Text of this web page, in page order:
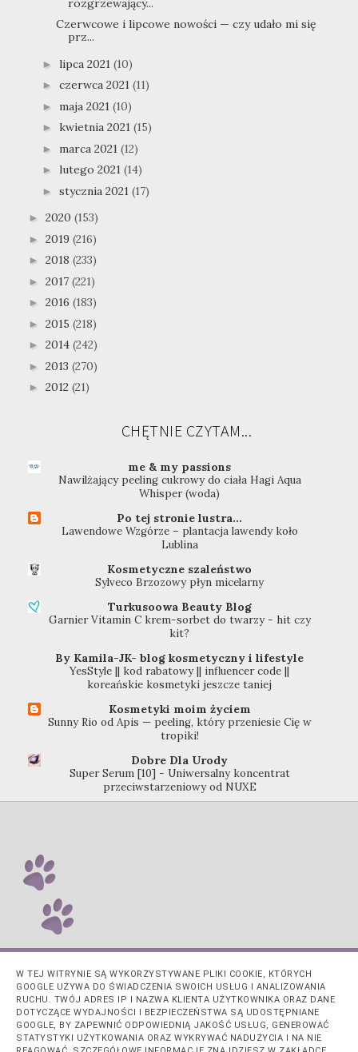
rozgrzewający...
Czerwcowe i lipcowe nowości — czy udało mi się
prz...
► lipca 2021 (10)
► czerwca 2021 (11)
► maja 2021 (10)
► kwietnia 2021 (15)
► marca 2021 (12)
► lutego 2021 (14)
► stycznia 2021 (17)
► 2020 (153)
► 2019 (216)
► 2018 (233)
► 2017 (221)
► 2016 (183)
► 2015 (218)
► 2014 (242)
► 2013 (270)
► 2012 (21)
CHĘTNIE CZYTAM...
me & my passions
Nawilżający peeling cukrowy do ciała Hagi Aqua
Whisper (woda)
Po tej stronie lustra...
Lawendowe Wzgórze – plantacja lawendy koło
Lublina
Kosmetyczne szaleństwo
Sylveco Brzozowy płyn micelarny
Turkusoowa Beauty Blog
Garnier Vitamin C krem-sorbet do twarzy - hit czy
kit?
By Kamila-JK- blog kosmetyczny i lifestyle
YesStyle || kod rabatowy || influencer code ||
koreańskie kosmetyki jeszcze taniej
Kosmetyki moim życiem
Sunny Rio od Apis — peeling, który przeniesie Cię w
tropiki!
Dobre Dla Urody
Super Serum [10] - Uniwersalny koncentrat
przeciwstarzeniowy od NUXE
W TEJ WITRYNIE SĄ WYKORZYSTYWANE PLIKI COOKIE, KTÓRYCH
GOOGLE UŻYWA DO ŚWIADCZENIA SWOICH USŁUG I ANALIZOWANIA
RUCHU. TWÓJ ADRES IP I NAZWA KLIENTA UŻYTKOWNIKA ORAZ DANE
DOTYCZĄCE WYDAJNOŚCI I BEZPIECZEŃSTWA SĄ UDOSTĘPNIANE
GOOGLE, BY ZAPEWNIĆ ODPOWIEDNIĄ JAKOŚĆ USŁUG, GENEROWAĆ
STATYSTYKI UŻYTKOWANIA ORAZ WYKRYWAĆ NADUŻYCIA I NA NIE